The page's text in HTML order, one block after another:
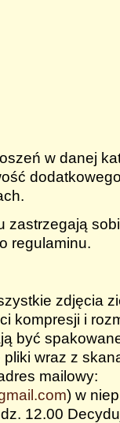
w danej
zastrzegają
regulaminu.
zdjęcia
kompresji i
być
wraz z
mailowy:
) w
12.00